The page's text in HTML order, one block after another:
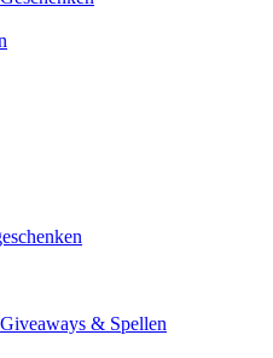
Giveaways & Spellen